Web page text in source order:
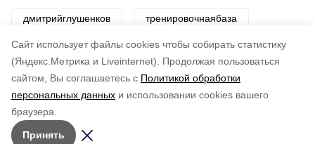
Cайт использует файлы cookies чтобы собирать статистику
(Яндекс.Метрика и Liveinternet).
Продолжая пользоваться
сайтом, Вы соглашаетесь с Политикой обработки
персональных данных и использовании cookies вашего
браузера.
Принять
дмитрийглушенков тренировочнаябаза
Авторы: Департамент информационной политики
по оценке
5